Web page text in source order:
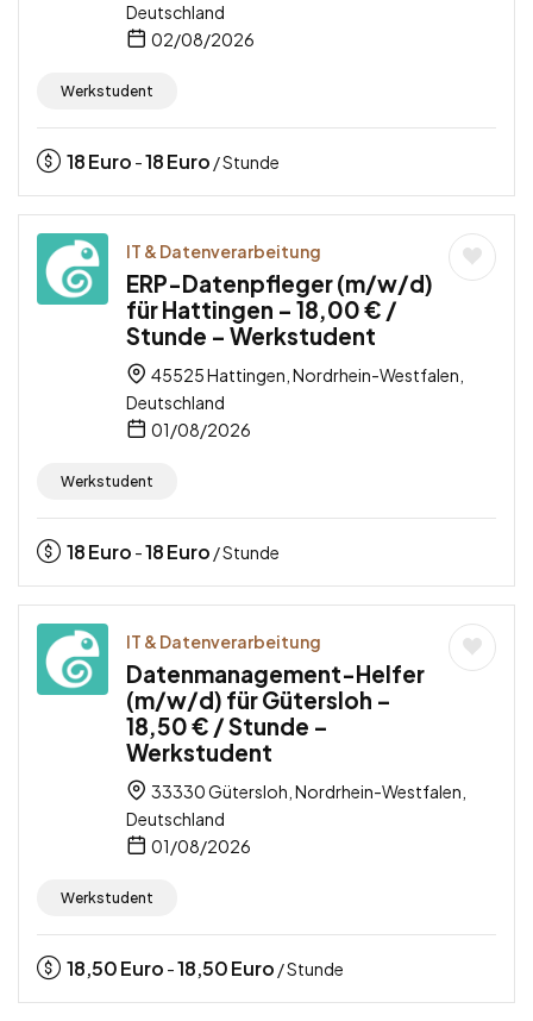
Deutschland
02/08/2026
Werkstudent
18Euro -18Euro / Stunde
IT & Datenverarbeitung
ERP-Datenpfleger (m/w/d)
für Hattingen – 18,00 € /
Stunde – Werkstudent
45525 Hattingen, Nordrhein-Westfalen,
Deutschland
01/08/2026
Werkstudent
18Euro -18Euro / Stunde
IT & Datenverarbeitung
Datenmanagement-Helfer
(m/w/d) für Gütersloh –
18,50 € / Stunde –
Werkstudent
33330 Gütersloh, Nordrhein-Westfalen,
Deutschland
01/08/2026
Werkstudent
18,50Euro -18,50Euro / Stunde